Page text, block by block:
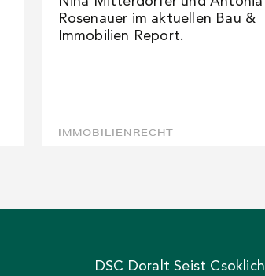
Rosenauer im aktuellen Bau &
Immobilien Report.
IMMOBILIENRECHT
DSC Doralt Seist Csoklich